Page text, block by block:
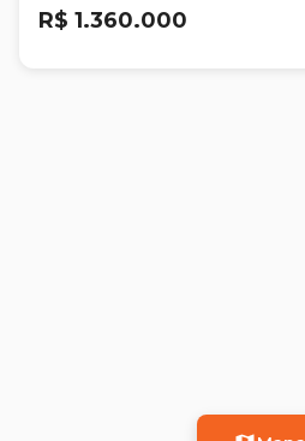
R$ 1.360.000